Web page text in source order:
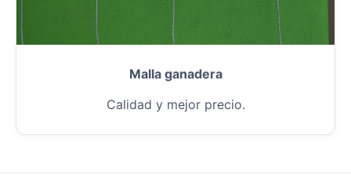
Malla ganadera
Calidad y mejor precio.